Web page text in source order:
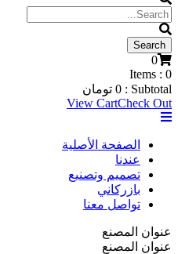
0
Items : 0
Subtotal :
0 تومان
View CartCheck Out
الصفحة الأصلية
عندنا
تصميم وتصنيع
بازركاني
تواصل معنا
عنوان المصنع
عنوان المصنع